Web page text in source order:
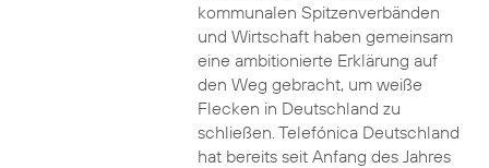
kommunalen Spitzenverbänden
und Wirtschaft haben gemeinsam
eine ambitionierte Erklärung auf
den Weg gebracht, um weiße
Flecken in Deutschland zu
schließen. Telefónica Deutschland
hat bereits seit Anfang des Jahres